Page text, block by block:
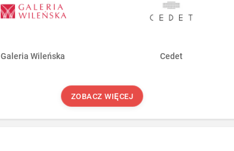
Galeria Wileńska Cedet
ZOBACZ WIĘCEJ